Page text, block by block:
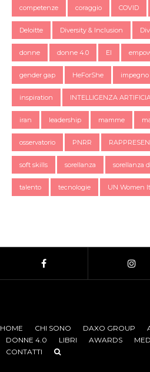
competenze coraggio COVID
Deloitte Diversity & Inclusion
donne donne 4.0 EI
gender gap HeForShe impegno
inspiration INTELLIGENZA
iran leadership mamme
osservatorio PNRR
soft skills sorellanza sorellanza
talento tecnologie UN Women
HOME CHI SONO DAXO GROUP
DONNE 4.0
LIBRI AWARDS
CONTATTI